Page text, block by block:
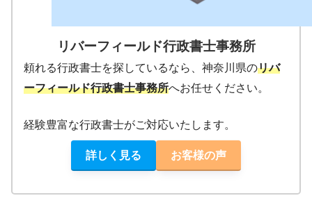
リバーフィールド行政書士事務所
頼れる行政書士を探しているなら、神奈川県のリバ
ーフィールド行政書士事務所へお任せください。
経験豊富な行政書士がご対応いたします。
詳しく見る お客様の声